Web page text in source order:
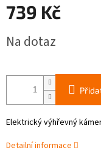
739 Kč
cena:
Na dotaz
Elektrický výhřevný
Detailní informace